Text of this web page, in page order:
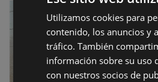
Utilizamos cookies para
contenido, los anuncios y
tráfico. También
información sobre su uso
con nuestros socios de